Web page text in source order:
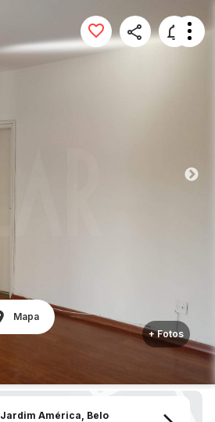
Mapa
+ Fotos
Jardim América, Belo